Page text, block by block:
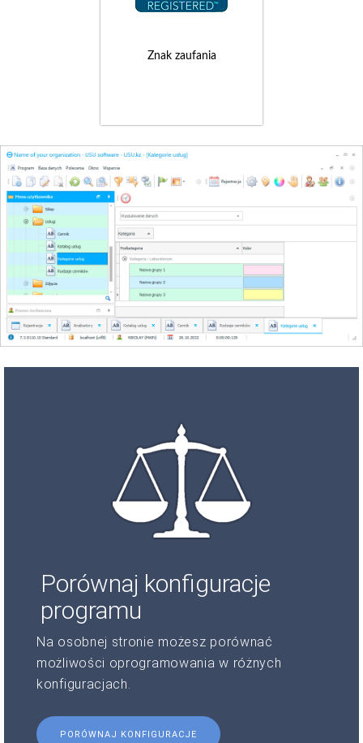
Znak zaufania
Porównaj konfiguracje
programu
Na osobnej stronie możesz porównać
możliwości oprogramowania w różnych
konfiguracjach.
PORÓWNAJ KONFIGURACJE